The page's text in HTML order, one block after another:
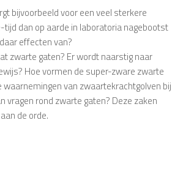
bijvoorbeeld voor een veel sterkere
dan op aarde in laboratoria nagebootst
effecten van?
zwarte gaten? Er wordt naarstig naar
Hoe vormen de super-zware zwarte
waarnemingen van zwaartekrachtgolven bij
vragen rond zwarte gaten? Deze zaken
de orde.